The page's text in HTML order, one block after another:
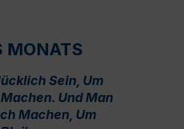
MONATS
Sein, Um
Und Man
Machen, Um